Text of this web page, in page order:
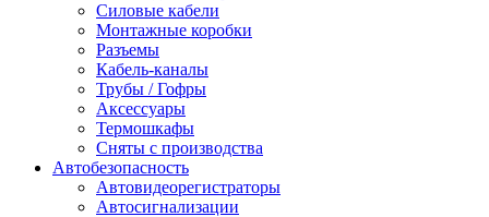
Силовые кабели
Монтажные коробки
Разъемы
Кабель-каналы
Трубы / Гофры
Аксессуары
Термошкафы
Сняты с производства
Автобезопасность
Автовидеорегистраторы
Автосигнализации